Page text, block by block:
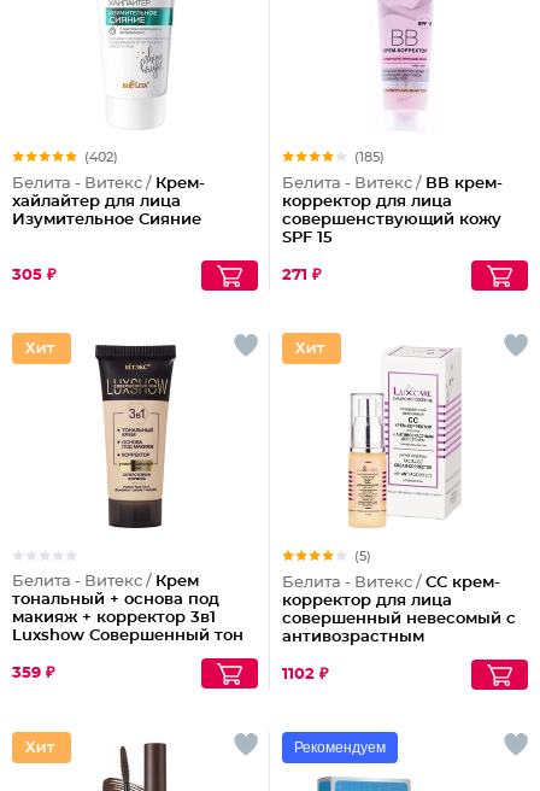
(402)
Белита - Витекс / Крем-
хайлайтер для лица
Изумительное Сияние
305 ₽
(185)
Белита - Витекс / ВВ крем-
корректор для лица
совершенствующий кожу
SPF 15
271 ₽
Белита - Витекс / Крем
тональный + основа под
макияж + корректор 3в1
Luxshow Совершенный тон
359 ₽
(5)
Белита - Витекс / СС крем-
корректор для лица
совершенный невесомый с
антивозрастным
1102 ₽
Рекомендуем